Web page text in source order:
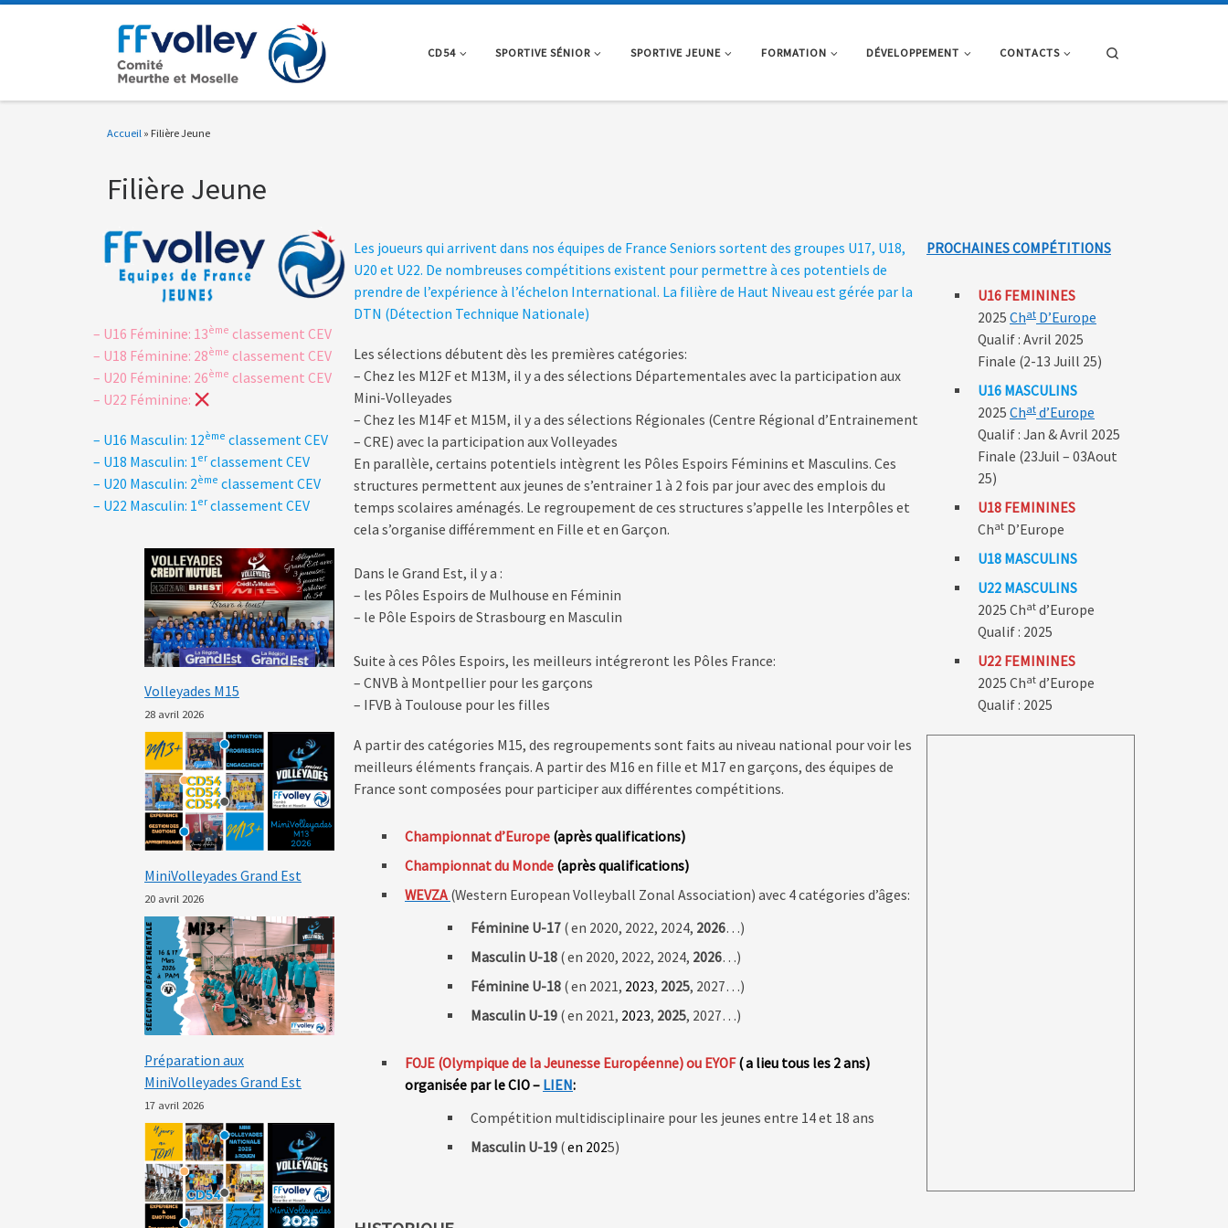
CD54 SPORTIVE SÉNIOR SPORTIVE JEUNE FORMATION DÉVELOPPEMENT CONTACTS
Accueil » Filière Jeune
Filière Jeune
– U16 Féminine: 13ème classement CEV
– U18 Féminine: 28ème classement CEV
– U20 Féminine: 26ème classement CEV
– U22 Féminine:
– U16 Masculin: 12ème classement CEV
– U18 Masculin: 1 er classement CEV
– U20 Masculin: 2ème classement CEV
– U22 Masculin: 1 er classement CEV
Volleyades M15
28 avril 2026
MiniVolleyades Grand Est
20 avril 2026
Préparation aux
MiniVolleyades Grand Est
17 avril 2026
Les joueurs qui arrivent dans nos équipes de France Seniors sortent des groupes U17, U18,
U20 et U22. De nombreuses compétitions existent pour permettre à ces potentiels de
prendre de l’expérience à l’échelon International. La filière de Haut Niveau est gérée par la
DTN (Détection Technique Nationale)
Les sélections débutent dès les premières catégories:
– Chez les M12F et M13M, il y a des sélections Départementales avec la participation aux
Mini-Volleyades
– Chez les M14F et M15M, il y a des sélections Régionales (Centre Régional d’Entrainement
– CRE) avec la participation aux Volleyades
En parallèle, certains potentiels intègrent les Pôles Espoirs Féminins et Masculins. Ces
structures permettent aux jeunes de s’entrainer 1 à 2 fois par jour avec des emplois du
temps scolaires aménagés. Le regroupement de ces structures s’appelle les Interpôles et
cela s’organise différemment en Fille et en Garçon.
Dans le Grand Est, il y a :
– les Pôles Espoirs de Mulhouse en Féminin
– le Pôle Espoirs de Strasbourg en Masculin
Suite à ces Pôles Espoirs, les meilleurs intégreront les Pôles France:
– CNVB à Montpellier pour les garçons
– IFVB à Toulouse pour les filles
A partir des catégories M15, des regroupements sont faits au niveau national pour voir les
meilleurs éléments français. A partir des M16 en fille et M17 en garçons, des équipes de
France sont composées pour participer aux différentes compétitions.
Championnat d’Europe (après qualifications)
Championnat du Monde (après qualifications)
WEVZA (Western European Volleyball Zonal Association) avec 4 catégories d’âges:
Féminine U-17( en 2020, 2022, 2024, 2026…)
Masculin U-18( en 2020, 2022, 2024, 2026…)
Féminine U-18 ( en 2021, 2023, 2025, 2027…)
Masculin U-19( en 2021, 2023, 2025, 2027…)
FOJE (Olympique de la Jeunesse Européenne) ou EYOF( a lieu tous les 2 ans)
organisée par le CIO – LIEN:
Compétition multidisciplinaire pour les jeunes entre 14 et 18 ans
Masculin U-19(en 2025)
PROCHAINES COMPÉTITIONS
U16 FEMININES
2025 Chat D’Europe
Qualif : Avril 2025
Finale (2-13 Juill 25)
U16 MASCULINS
2025 Chat d’Europe
Qualif : Jan & Avril 2025
Finale (23Juil – 03Aout
25)
U18 FEMININES
Chat D’Europe
U18 MASCULINS
U22 MASCULINS
2025 Chat d’Europe
Qualif : 2025
U22 FEMININES
2025 Chat d’Europe
Qualif : 2025